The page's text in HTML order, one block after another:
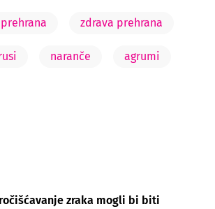
prehrana zdrava prehrana
naranče agrumi
zraka mogli bi biti